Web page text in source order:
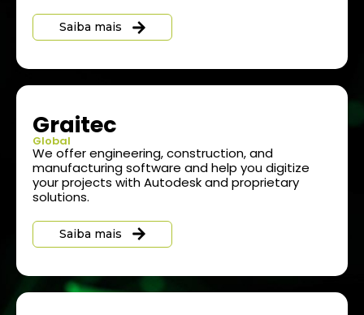
Saiba mais
Graitec
Global
We offer engineering, construction, and
manufacturing software and help you digitize
your projects with Autodesk and proprietary
solutions.
Saiba mais